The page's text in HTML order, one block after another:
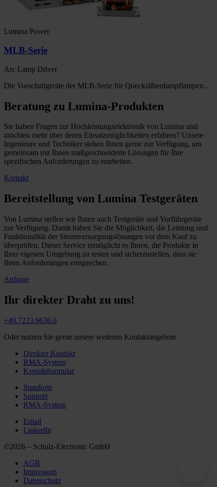
Lumina Power
MLB-Serie
Arc Lamp Driver
Die Vorschaltgeräte der MLB-Serie für Quecksilberdampflampen…
Beratung zu Lumina-Produkten
Sie haben Fragen zur Hochleistungselektronik von Lumina und
möchten mehr über deren Einsatzmöglichkeiten erfahren? Unsere
Ingenieure und Techniker stehen Ihnen gerne zur Verfügung, um
gemeinsam mit Ihnen maßgeschneiderte Lösungen für Ihre
spezifischen Anforderungen zu erarbeiten.
Kontakt
Bereitstellung von Lumina Testgeräten
Von Lumina stellen wir Ihnen auch Testgeräte und Vorführgeräte
zur Verfügung. Damit haben Sie die Möglichkeit, die Leistung und
Funktionalität der Stromversorgungslösungen vor dem Kauf zu
überprüfen. Dieser Service ermöglicht es Ihnen, die Produkte in
Ihrer eigenen Umgebung zu testen und sicherzustellen, dass sie
Ihren Anforderungen entsprechen.
Anfrage
Ihr direkter Draht zu uns!
+49.7223.9636.0
Oder nutzen Sie gerne unsere weiteren Kontaktangebote
Direkter Kontakt
RMA-System
Kontaktformular
Standorte
Support
RMA-System
Email
LinkedIn
©2026 – Schulz-Electronic GmbH
AGB
Impressum
Datenschutz